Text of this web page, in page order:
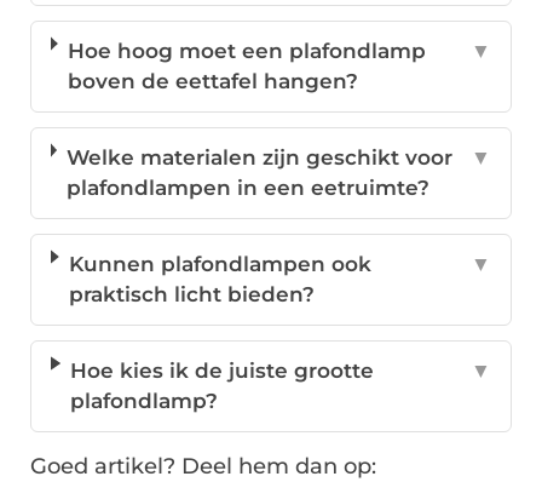
Hoe hoog moet een plafondlamp
boven de eettafel hangen?
▼
Welke materialen zijn geschikt voor
plafondlampen in een eetruimte?
▼
Kunnen plafondlampen ook
praktisch licht bieden?
▼
Hoe kies ik de juiste grootte
plafondlamp?
▼
Goed artikel? Deel hem dan op: